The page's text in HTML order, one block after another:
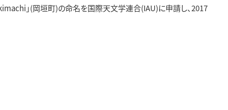
」(岡垣町)の命名を国際天文学連合(IAU)に申請し、2017